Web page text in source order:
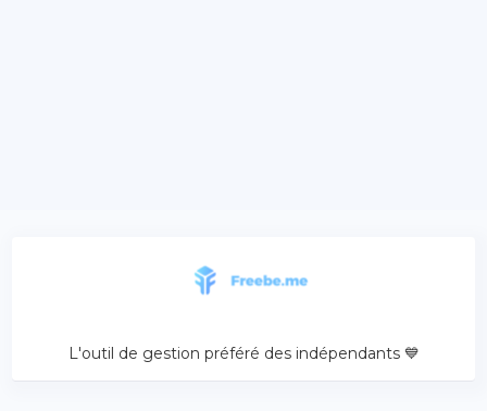
L'outil de gestion préféré des indépendants 💙